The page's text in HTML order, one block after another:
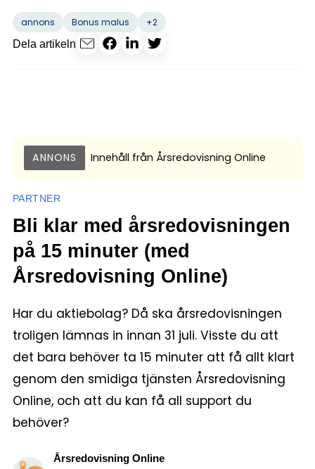
annons Bonus malus
+2
Dela artikeln
ANNONS Innehåll från Årsredovisning Online
PARTNER
Bli klar med årsredovisningen
på 15 minuter (med
Årsredovisning Online)
Har du aktiebolag? Då ska årsredovisningen
troligen lämnas in innan 31 juli. Visste du att
det bara behöver ta 15 minuter att få allt klart
genom den smidiga tjänsten Årsredovisning
Online, och att du kan få all support du
behöver?
Årsredovisning Online